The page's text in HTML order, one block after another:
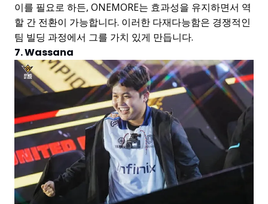
이를 필요로 하든, ONEMORE는 효과성을 유지하면서 역
할 간 전환이 가능합니다. 이러한 다재다능함은 경쟁적인
팀 빌딩 과정에서 그를 가치 있게 만듭니다.
7. Wassana